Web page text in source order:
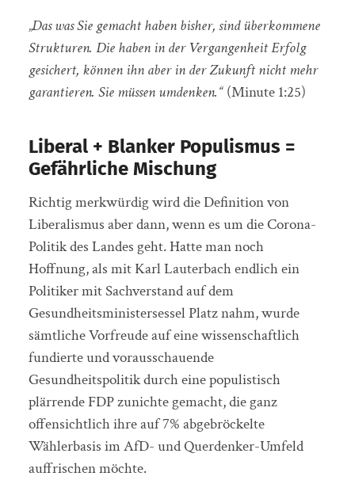
„Das was Sie gemacht haben bisher, sind überkommene
Strukturen. Die haben in der Vergangenheit Erfolg
gesichert, können ihn aber in der Zukunft nicht mehr
garantieren. Sie müssen umdenken.“(Minute 1:25)
Liberal + Blanker Populismus =
Gefährliche Mischung
Richtig merkwürdig wird die Definition von
Liberalismus aber dann, wenn es um die Corona-
Politik des Landes geht. Hatte man noch
Hoffnung, als mit Karl Lauterbach endlich ein
Politiker mit Sachverstand auf dem
Gesundheitsministersessel Platz nahm, wurde
sämtliche Vorfreude auf eine wissenschaftlich
fundierte und vorausschauende
Gesundheitspolitik durch eine populistisch
plärrende FDP zunichte gemacht, die ganz
offensichtlich ihre auf 7% abgebröckelte
Wählerbasis im AfD- und Querdenker-Umfeld
auffrischen möchte.